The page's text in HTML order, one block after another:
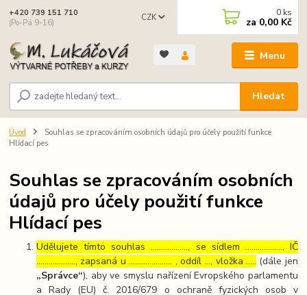
Menu
CZK
Hledat
+420 739 151 710
(Po-Pá 9-16)
0 ks
za 0,00 Kč
Úvod
Souhlas se zpracováním osobních údajů pro účely použití funkce
Hlídací pes
Souhlas se zpracováním osobních
údajů pro účely použití funkce
Hlídací pes
Udělujete tímto souhlas ……………..., se sídlem ………………, IČ
………………., zapsaná u ………………… , oddíl …, vložka ….. (dále jen
„Správce“), aby ve smyslu nařízení Evropského parlamentu
a Rady (EU) č. 2016/679 o ochraně fyzických osob v